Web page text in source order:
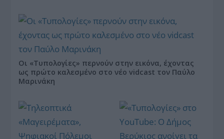
Οι «Τυπολογίες» περνούν στην εικόνα, έχοντας
ως πρώτο καλεσμένο στο νέο vidcast τον Παύλο
Μαρινάκη